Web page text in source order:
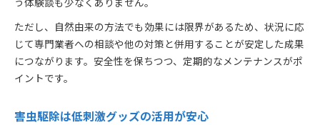
ただし、自然由来の方法でも効果には限界があるため、状況に応
じて専門業者への相談や他の対策と併用することが安定した成果
につながります。安全性を保ちつつ、定期的なメンテナンスがポ
イントです。
害虫駆除は低刺激グッズの活用が安心